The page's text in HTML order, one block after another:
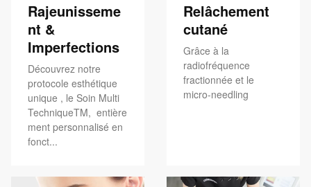
Rajeunisseme
nt &
Imperfections
Découvrez notre
protocole esthétique
unique , le Soin Multi
TechniqueTM, entière
ment personnalisé en
fonct...
Relâchement
cutané
Grâce à la
radiofréquence
fractionnée et le
micro-needling